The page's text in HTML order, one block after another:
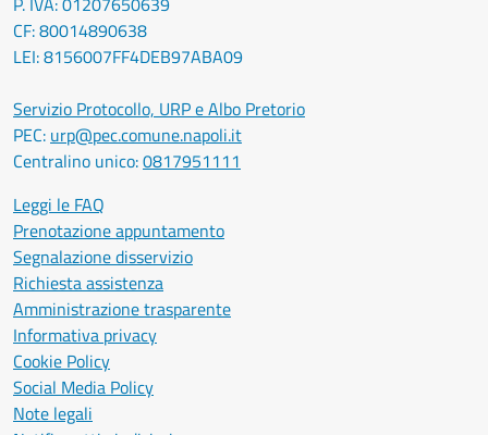
CF: 80014890638
LEI: 8156007FF4DEB97ABA09
Servizio Protocollo, URP e Albo Pretorio
PEC: urp@pec.comune.napoli.it
Centralino unico:0817951111
Leggi le FAQ
Prenotazione appuntamento
Segnalazione disservizio
Richiesta assistenza
Amministrazione trasparente
Informativa privacy
Cookie Policy
Social Media Policy
Note legali